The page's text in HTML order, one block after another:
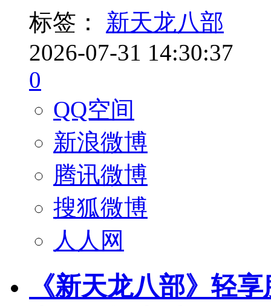
标签：
新天龙八部
2026-07-31 14:30:37
0
QQ空间
新浪微博
腾讯微博
搜狐微博
人人网
《新天龙八部》轻